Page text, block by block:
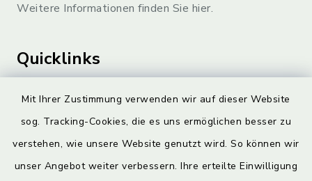
Mit Ihrer Zustimmung verwenden wir auf dieser Website
sog. Tracking-Cookies, die es uns ermöglichen besser zu
verstehen, wie unsere Website genutzt wird. So können wir
unser Angebot weiter verbessern. Ihre erteilte Einwilligung
Weitere Informationen finden Sie hier.
Quicklinks
Landkreis Lichtenfels
Obermain Jura Veranstaltungskalender
geoPortal Lichtenfels